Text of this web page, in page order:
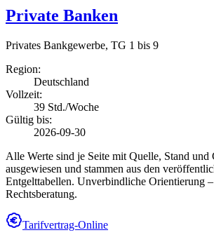
Private Banken
Privates Bankgewerbe, TG 1 bis 9
Region:
Deutschland
Vollzeit:
39 Std./Woche
Gültig bis:
2026-09-30
Alle Werte sind je Seite mit Quelle, Stand und
ausgewiesen und stammen aus den
Entgelttabellen. Unverbindliche Orientierung
Rechtsberatung.
Tarifvertrag-Online